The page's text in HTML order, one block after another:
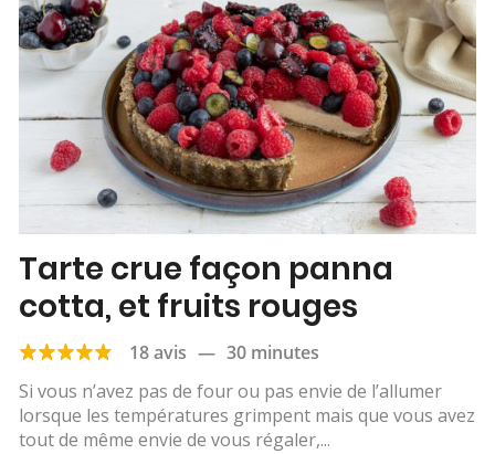
Tarte crue façon panna
cotta, et fruits rouges
18 avis — 30 minutes
Si vous n’avez pas de four ou pas envie de l’allumer
lorsque les températures grimpent mais que vous avez
tout de même envie de vous régaler,...